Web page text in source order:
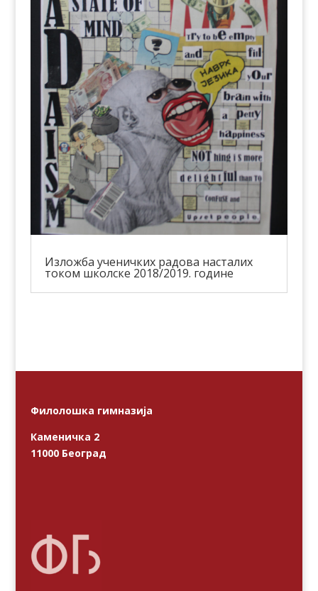
Изложба ученичких радова насталих
током школске 2018/2019. године
Филолошка гимназија
Каменичка 2
11000 Београд